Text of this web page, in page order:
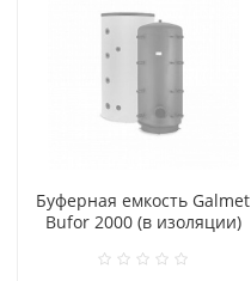
Буферная емкость Galmet
Bufor 2000 (в изоляции)